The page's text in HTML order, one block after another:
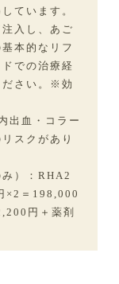
ています。
入し、あご
本的なリフ
での治療経
ださい。※効
出血・コラー
スクがあり
み）：RHA2
＝198,000
円＋薬剤